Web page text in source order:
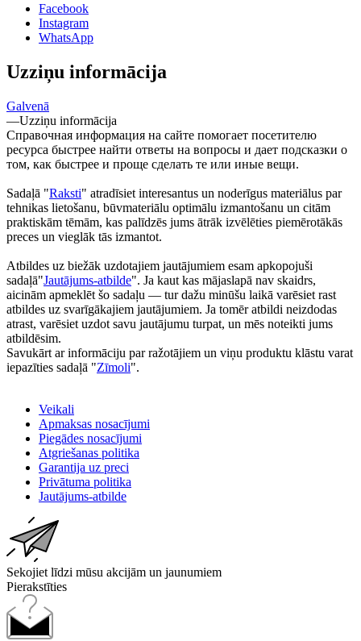
Facebook
Instagram
WhatsApp
Uzziņu informācija
Galvenā
—Uzziņu informācija
Справочная информация на сайте помогает посетителю
ресурса быстрее найти ответы на вопросы и дает подсказки о
том, как быстрее и проще сделать те или иные вещи.
Sadaļā "Raksti" atradīsiet interesantus un noderīgus materiālus par
tehnikas lietošanu, būvmateriālu optimālu izmantošanu un citām
praktiskām tēmām, kas palīdzēs jums ātrāk izvēlēties piemērotākās
preces un vieglāk tās izmantot.
Atbildes uz biežāk uzdotajiem jautājumiem esam apkopojuši
sadaļā"Jautājums-atbilde". Ja kaut kas mājaslapā nav skaidrs,
aicinām apmeklēt šo sadaļu — tur dažu minūšu laikā varēsiet rast
atbildes uz svarīgākajiem jautājumiem. Ja tomēr atbildi neizdodas
atrast, varēsiet uzdot savu jautājumu turpat, un mēs noteikti jums
atbildēsim.
Savukārt ar informāciju par ražotājiem un viņu produktu klāstu varat
iepazīties sadaļā "Zīmoli".
Veikali
Apmaksas nosacījumi
Piegādes nosacījumi
Atgriešanas politika
Garantija uz preci
Privātuma politika
Jautājums-atbilde
Sekojiet līdzi mūsu akcijām un jaunumiem
Pierakstīties